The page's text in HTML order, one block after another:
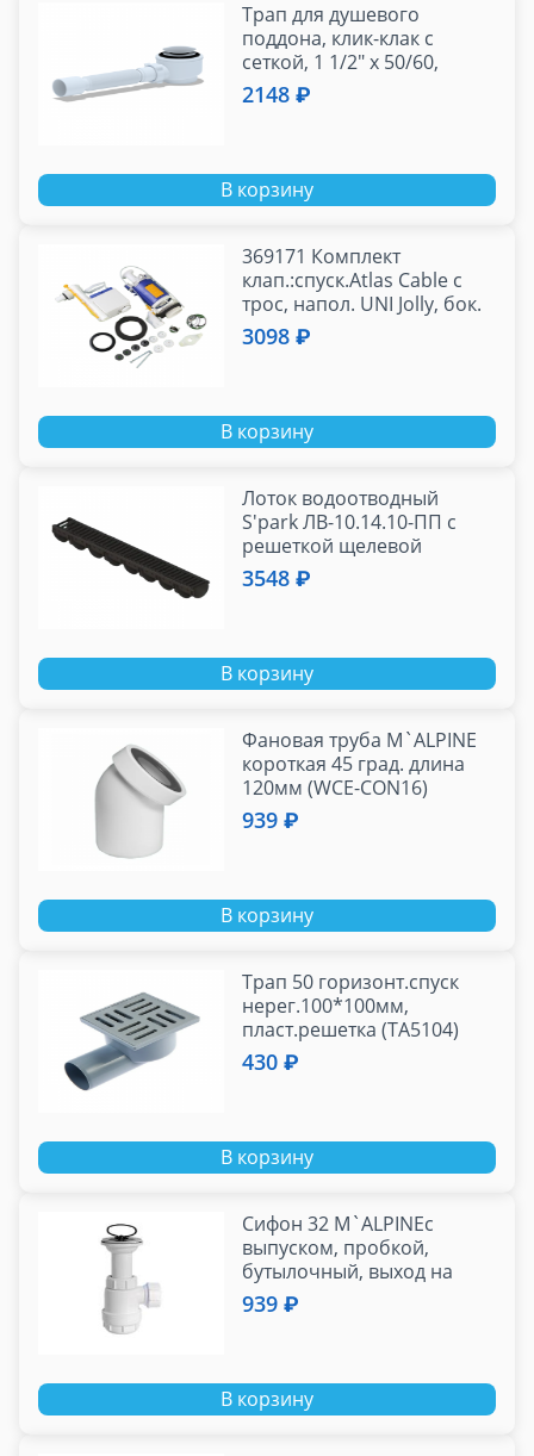
Трап для душевого
поддона, клик-клак с
сеткой, 1 1/2" x 50/60,
пластик, хром, h-77 мм
2148 ₽
В корзину
369171 Комплект
клап.:спуск.Atlas Cable с
трос, напол. UNI Jolly, бок.
подв, пласт, 1/2, OLI
3098 ₽
В корзину
Лоток водоотводный
S'park ЛВ-10.14.10-ПП с
решеткой щелевой
чугунной кл.С (к-т)
3548 ₽
В корзину
Фановая труба M`ALPINЕ
короткая 45 град. длина
120мм (WCE-CON16)
939 ₽
В корзину
Трап 50 горизонт.спуск
нерег.100*100мм,
пласт.решетка (TA5104)
430 ₽
В корзину
Сифон 32 M`ALPINEс
выпуском, пробкой,
бутылочный, выход на
32мм (MRW2/MRW2L)
939 ₽
В корзину